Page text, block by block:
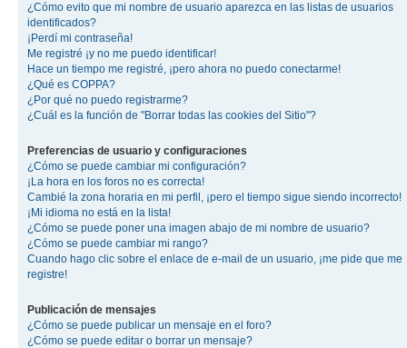
¿Cómo evito que mi nombre de usuario aparezca en las listas de usuarios
identificados?
¡Perdí mi contraseña!
Me registré ¡y no me puedo identificar!
Hace un tiempo me registré, ¡pero ahora no puedo conectarme!
¿Qué es COPPA?
¿Por qué no puedo registrarme?
¿Cuál es la función de "Borrar todas las cookies del Sitio"?
Preferencias de usuario y configuraciones
¿Cómo se puede cambiar mi configuración?
¡La hora en los foros no es correcta!
Cambié la zona horaria en mi perfil, ¡pero el tiempo sigue siendo incorrecto!
¡Mi idioma no está en la lista!
¿Cómo se puede poner una imagen abajo de mi nombre de usuario?
¿Cómo se puede cambiar mi rango?
Cuando hago clic sobre el enlace de e-mail de un usuario, ¡me pide que me
registre!
Publicación de mensajes
¿Cómo se puede publicar un mensaje en el foro?
¿Cómo se puede editar o borrar un mensaje?